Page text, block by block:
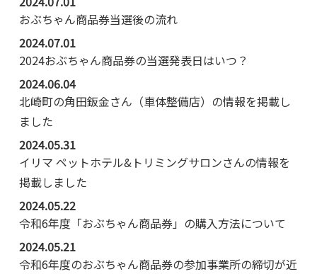
おぶちゃん商品券当選後の流れ
2024.07.01
2024おぶちゃん商品券の当選発表日はいつ？
2024.06.04
北崎町の角田鈑金さん（車体整備店）の情報を掲載し
ました
2024.05.31
イリマ ペットホテル&トリミングサロンさんの情報を
掲載しました
2024.05.22
令和6年度「おぶちゃん商品券」の購入方法について
2024.05.21
令和6年度のおぶちゃん商品券の参加事業所の締切が近